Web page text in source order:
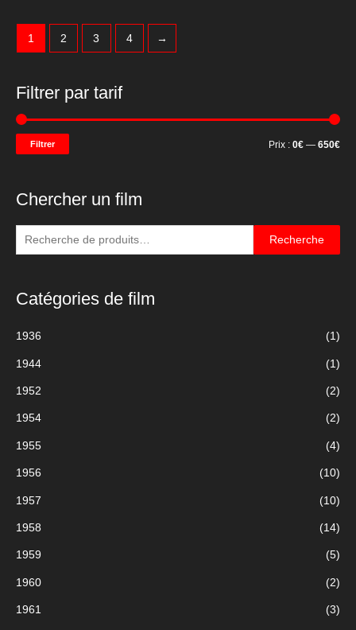
Filtrer par tarif
P
i
P
a
Filtrer Prix : 0€ — 650€
Chercher un film
e
h
r
c
h
o
u
Recherche
Catégories de film
1936 (1)
1944 (1)
1952 (2)
1954 (2)
1955 (4)
1956 (10)
1957 (10)
1958 (14)
1959 (5)
1960 (2)
1961 (3)
1 2 3 4 →